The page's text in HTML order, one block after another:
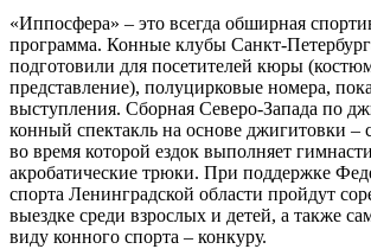
«Иппосфера» – это всегда обширная
программа. Конные клубы Санкт-
подготовили для посетителей кюры
представление), полуцирковые номера,
выступления. Сборная Северо-Запада по
конный спектакль на основе джигитовки –
во время которой ездок выполняет
акробатические трюки. При поддержке
спорта Ленинградской области пройдут
выездке среди взрослых и детей, а также
виду конного спорта – конкуру.